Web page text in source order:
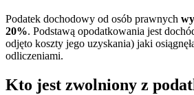
Podatek dochodowy od osób prawnych
20%. Podstawą opodatkowania jest
odjęto koszty jego uzyskania) jaki
odliczeniami.
Kto jest zwolniony z